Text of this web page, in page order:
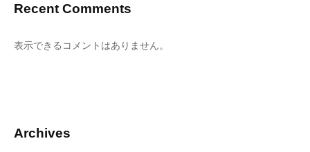
Recent Comments
表示できるコメントはありません。
Archives